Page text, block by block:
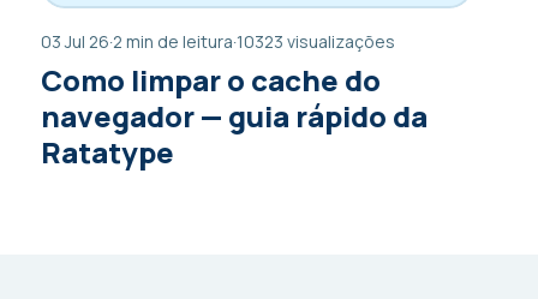
03 Jul 26·2 min de leitura·10323 visualizações
Como limpar o cache do
navegador — guia rápido da
Ratatype